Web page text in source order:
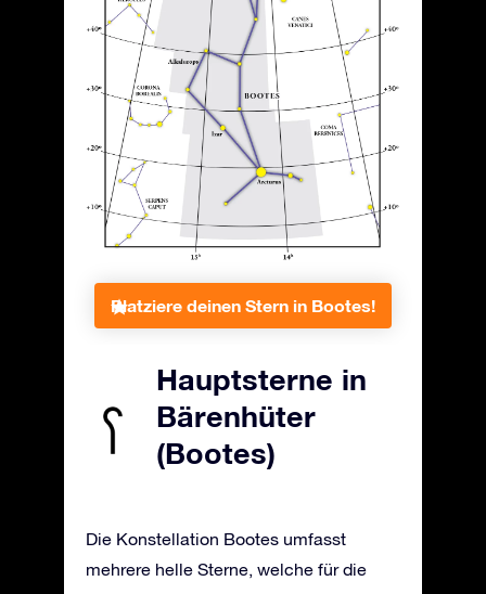
Platziere deinen Stern in Bootes!
Hauptsterne in
Bärenhüter
(Bootes)
Die Konstellation Bootes umfasst
mehrere helle Sterne, welche für die